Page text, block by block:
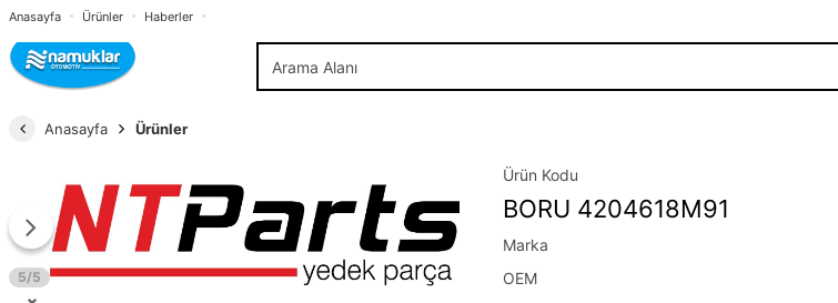
Anasayfa Ürünler Haberler
Anasayfa Ürünler
5/5
BORU 4204618M91